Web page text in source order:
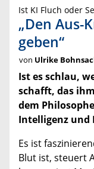
Ist KI Fluch oder
„Den Aus-
geben“
von Ulrike
Ist es schlau,
schafft, das
dem
Intelligenz und
Es ist
Blut ist, steuert